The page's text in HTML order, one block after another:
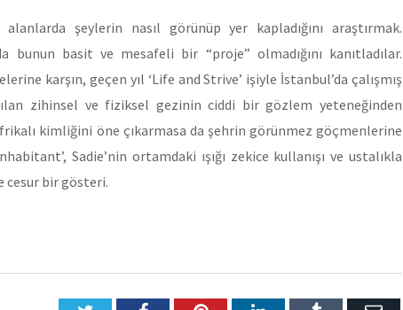
şeylerin nasıl görünüp yer kapladığını araştırmak.
bunun basit ve mesafeli bir “proje” olmadığını kanıtladılar.
karşın, geçen yıl ‘Life and Strive’ işiyle İstanbul’da çalışmış
zihinsel ve fiziksel gezinin ciddi bir gözlem yeteneğinden
kimliğini öne çıkarmasa da şehrin görünmez göçmenlerine
Sadie’nin ortamdaki ışığı zekice kullanışı ve ustalıkla
cesur bir gösteri.